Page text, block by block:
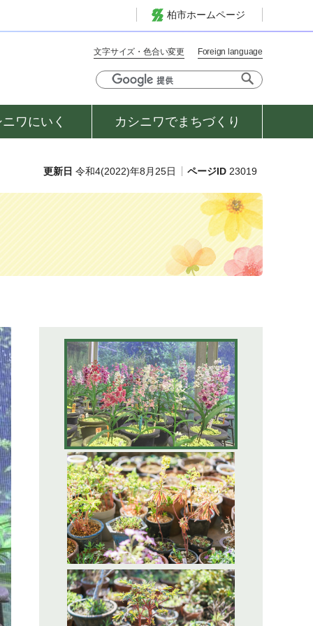
柏市ホームページ
文字サイズ・色合い変更 Foreign language
ワにいく カシニワでまちづくり
更新日 令和4(2022)年8月25日 ページID 23019